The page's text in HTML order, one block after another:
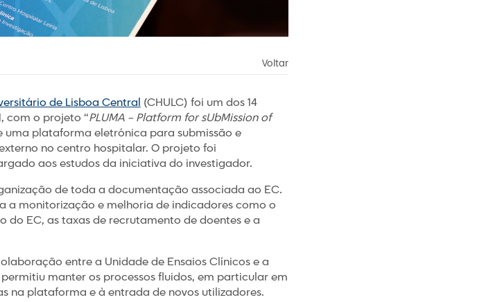
Voltar
de Lisboa Central (CHULC) foi um dos 14
com o projeto “PLUMA – Platform for sUbMission of
uma plataforma eletrónica para submissão e
no centro hospitalar. O projeto foi
aos estudos da iniciativa do investigador.
de toda a documentação associada ao EC.
monitorização e melhoria de indicadores como o
EC, as taxas de recrutamento de doentes e a
entre a Unidade de Ensaios Clínicos e a
manter os processos fluidos, em particular em
na plataforma e à entrada de novos utilizadores.